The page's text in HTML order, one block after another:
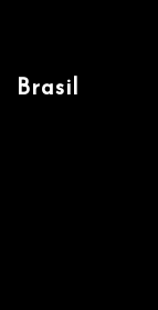
Brasil